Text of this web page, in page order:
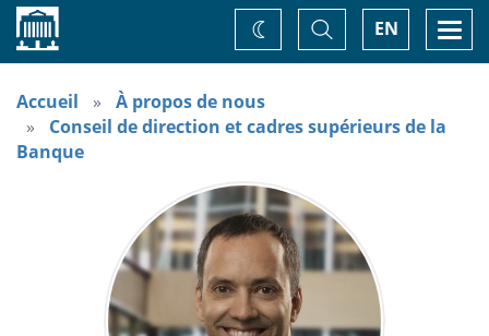
Accueil EN
Basculer
la
recherche
Changez
de
Accueil
À propos de nous
Conseil de direction et cadres supérieurs de la
Banque